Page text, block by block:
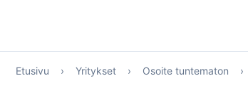
Etusivu › Yritykset › Osoite tuntematon ›